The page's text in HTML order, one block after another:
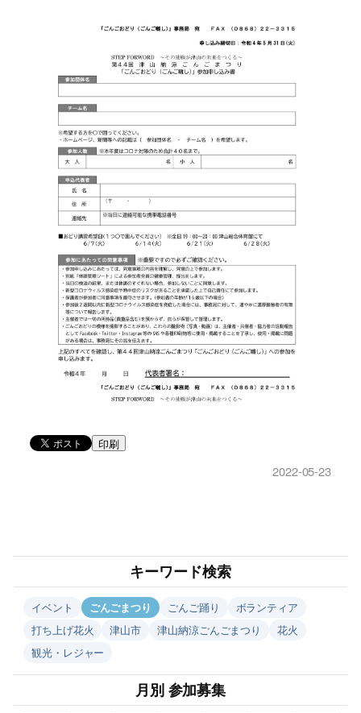
印刷
2022-05-23
キーワード検索
イベント ごんごまつり ごんご踊り
ボランティア
打ち上げ花火
津山市 津山納涼ごんごまつり
花火
観光・レジャー
月別 参加募集